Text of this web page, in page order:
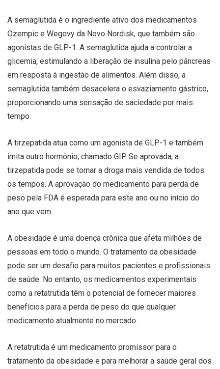
A semaglutida é o ingrediente ativo dos medicamentos
Ozempic e Wegovy da Novo Nordisk, que também são
agonistas de GLP-1. A semaglutida ajuda a controlar a
glicemia, estimulando a liberação de insulina pelo pâncreas
em resposta à ingestão de alimentos. Além disso, a
semaglutida também desacelera o esvaziamento gástrico,
proporcionando uma sensação de saciedade por mais
tempo.
A tirzepatida atua como um agonista de GLP-1 e também
imita outro hormônio, chamado GIP. Se aprovada, a
tirzepatida pode se tornar a droga mais vendida de todos
os tempos. A aprovação do medicamento para perda de
peso pela FDA é esperada para este ano ou no início do
ano que vem.
A obesidade é uma doença crônica que afeta milhões de
pessoas em todo o mundo. O tratamento da obesidade
pode ser um desafio para muitos pacientes e profissionais
de saúde. No entanto, os medicamentos experimentais
como a retatrutida têm o potencial de fornecer maiores
benefícios para a perda de peso do que qualquer
medicamento atualmente no mercado.
A retatrutida é um medicamento promissor para o
tratamento da obesidade e para melhorar a saúde geral dos